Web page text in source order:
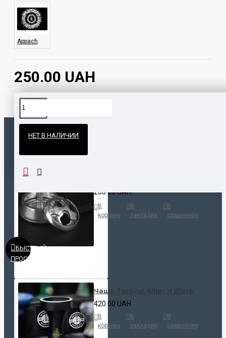
250.00 UAH
Appach
НЕТ В НАЛИЧИИ
ПОПУЛЯРНЫЕ ТОВАРЫ
БЫСТРЫЙ
ПРОСМОТР
200.00 UAH
В
корзину
В
закладки
В
сравнение
Чаша Tactical Killer H Black
420.00 UAH
В
корзину
В
закладки
В
сравнение